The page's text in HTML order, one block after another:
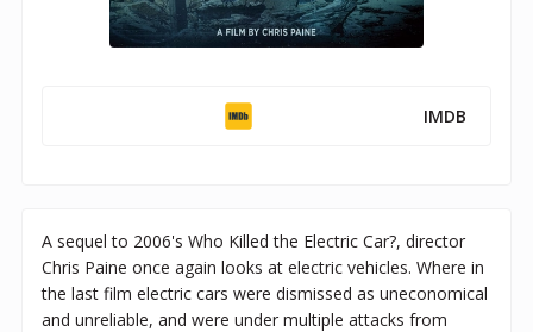
IMDB
A sequel to 2006's Who Killed the Electric Car?, director
Chris Paine once again looks at electric vehicles. Where in
the last film electric cars were dismissed as uneconomical
and unreliable, and were under multiple attacks from